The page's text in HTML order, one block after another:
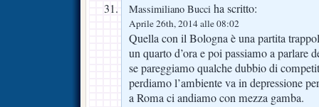
Massimiliano Bucci ha scritto:
Aprile 26th, 2014 alle 08:02
Quella con il Bologna è una partita
un quarto d’ora e poi passiamo a parlare
se pareggiamo qualche dubbio di
perdiamo l’ambiente va in depressione
a Roma ci andiamo con mezza gamba.